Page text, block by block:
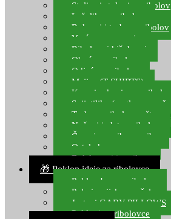
Stolice i stolovi za ribolov
Ležaljke za ribolov
Ruksaci i torbe za ribolov
Vreće za spavanje
Ribolovni kišobrani
Obuća za ribolov
Odjeća za ribolov
Majice (T-SHIRTS)
Kape i rukavice za ribolov
Svijetiljke (naglavne,
Torbe za ribolovne
Noževi i alat za ribolov
Čamci za prihranu ribe
Ostala kamp oprema
Dalekozori i optika
🎁 Poklon ideje za ribolovce
Poklon bon za ribolov
Polarizacijske naočale
Jastuci GABY PILLOWS
Pokloni za ribolovce